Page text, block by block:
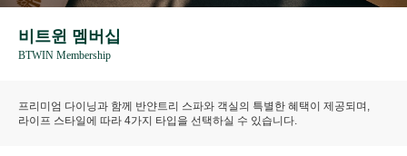
비트윈 멤버십
BTWIN Membership
프리미엄 다이닝과 함께 반얀트리 스파와 객실의 특별한 혜택이 제공되며,
라이프 스타일에 따라 4가지 타입을 선택하실 수 있습니다.